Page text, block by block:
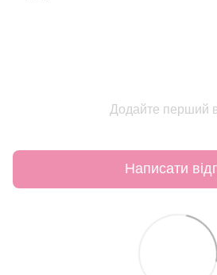
Додайте перший
Написати